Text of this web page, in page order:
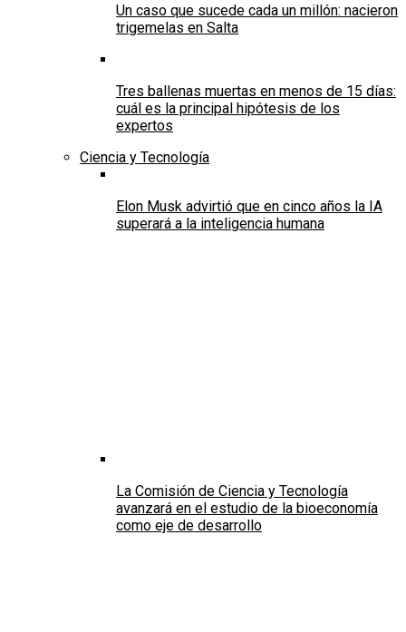
Un caso que sucede cada un millón: nacieron
trigemelas en Salta
Tres ballenas muertas en menos de 15 días:
cuál es la principal hipótesis de los
expertos
Ciencia y Tecnología
Elon Musk advirtió que en cinco años la IA
superará a la inteligencia humana
La Comisión de Ciencia y Tecnología
avanzará en el estudio de la bioeconomía
como eje de desarrollo